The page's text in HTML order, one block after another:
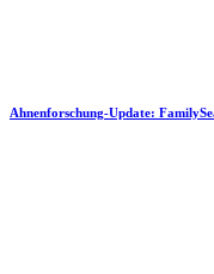
Ahnenforschung-Update: